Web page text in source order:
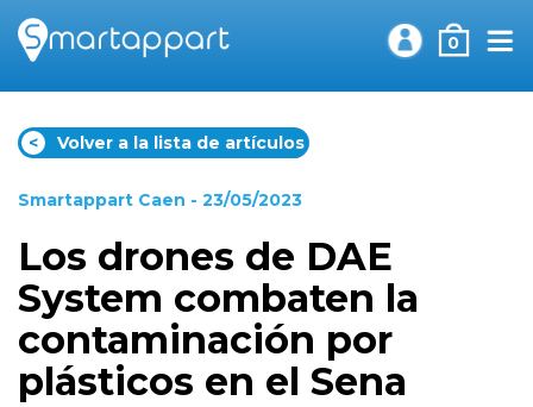
0
< Volver a la lista de artículos
Smartappart Caen - 23/05/2023
Los drones de DAE
System combaten la
contaminación por
plásticos en el Sena